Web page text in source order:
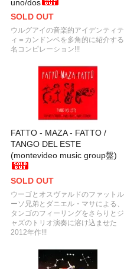
uno/dos
SOLD OUT
ウルグアイの音楽的アイデンティテ
ィ＝カンドンベを多角的に紹介する
名コンピレーション!!!
FATTO - MAZA - FATTO /
TANGO DEL ESTE
(montevideo music group盤)
SOLD OUT
ウーゴとオスヴァルドのファットル
ーソ兄弟とダニエル・マサによる、
タンゴのフィーリングをさらりとジ
ャズのトリオ演奏に溶け込ませた
2012年作!!!